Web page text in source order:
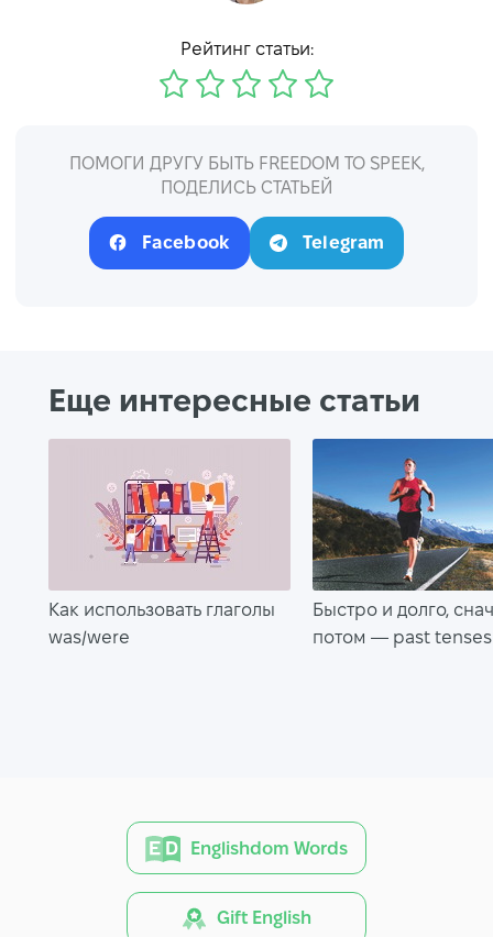
Рейтинг статьи:
ПОМОГИ ДРУГУ БЫТЬ FREEDOM TO SPEEK,
ПОДЕЛИСЬ СТАТЬЕЙ
Facebook Telegram
Еще интересные статьи
Как использовать глаголы
was/were
Быстро и долго,
потом — past tenses
Englishdom Words
Gift English